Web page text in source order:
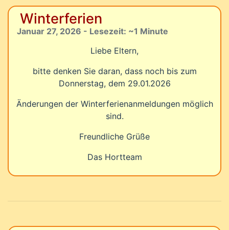
Winterferien
Januar 27, 2026 - Lesezeit: ~1 Minute
Liebe Eltern,
bitte denken Sie daran, dass noch bis zum
Donnerstag, dem 29.01.2026
Änderungen der Winterferienanmeldungen möglich
sind.
Freundliche Grüße
Das Hortteam